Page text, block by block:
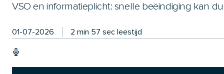
VSO en informatieplicht: snelle beëindiging kan
01-07-2026 2 min 57 sec leestijd